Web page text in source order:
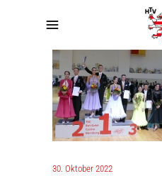
30. Oktober 2022